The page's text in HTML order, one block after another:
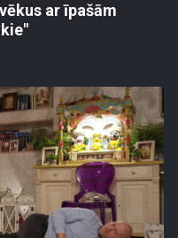
ar īpašām